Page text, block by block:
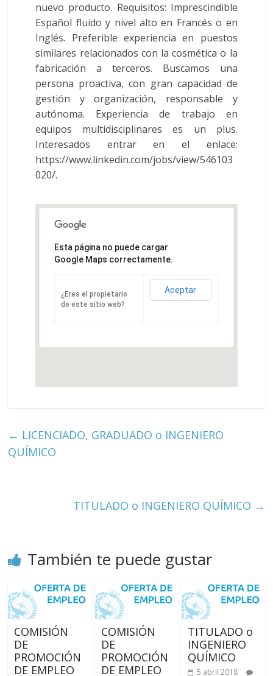
nuevo producto. Requisitos: Imprescindible
Español fluido y nivel alto en Francés o en
Inglés. Preferible experiencia en puestos
similares relacionados con la cosmética o la
fabricación a terceros. Buscamos una
persona proactiva, con gran capacidad de
gestión y organización, responsable y
autónoma. Experiencia de trabajo en
equipos multidisciplinares es un plus.
Interesados entrar en el enlace:
https://www.linkedin.com/jobs/view/546103
020/.
Esta página no puede cargar
Google Maps correctamente.
¿Eres el propietario
de este sitio web?
Aceptar
← LICENCIADO, GRADUADO o INGENIERO
QUÍMICO
TITULADO o INGENIERO QUÍMICO →
También te puede gustar
COMISIÓN
DE
PROMOCIÓN
DE EMPLEO
COMISIÓN
DE
PROMOCIÓN
DE EMPLEO
TITULADO o
INGENIERO
QUÍMICO
5 abril 2018